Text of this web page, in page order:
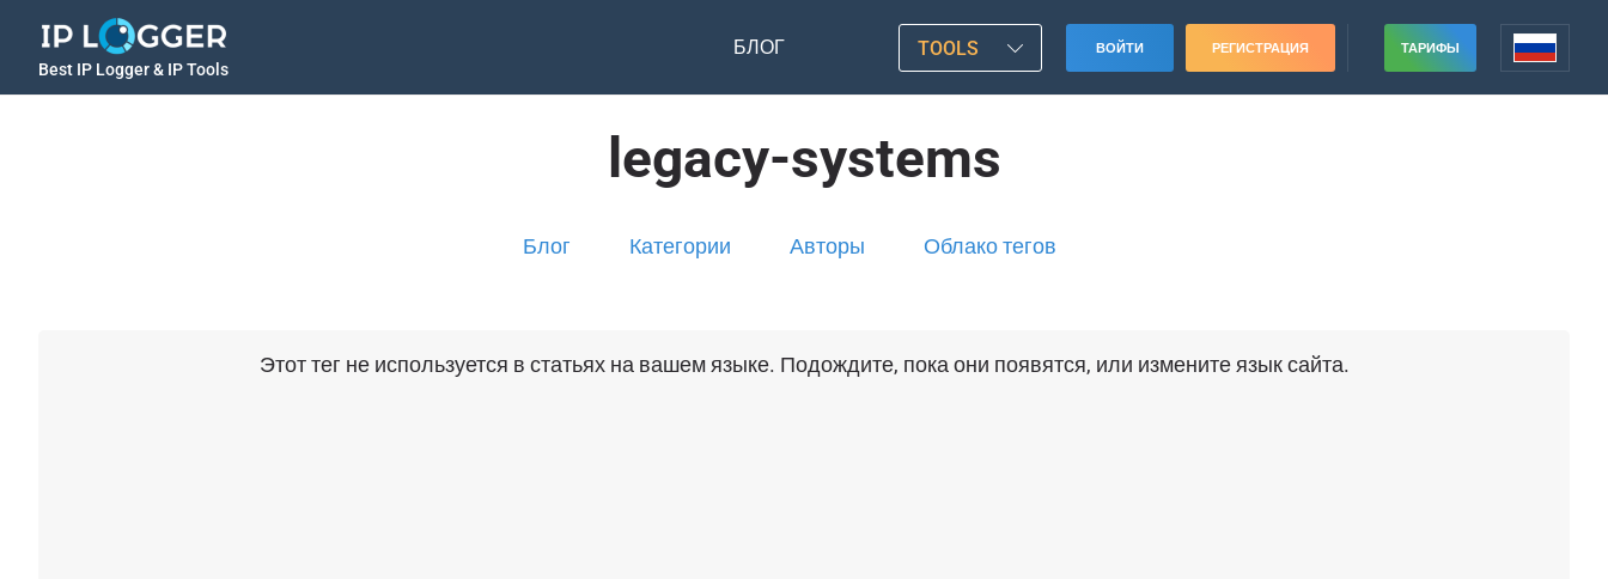
Best IP Logger & IP Tools
БЛОГ TOOLS ВОЙТИ РЕГИСТРАЦИЯ ТАРИФЫ
legacy-systems
Блог Категории Авторы Облако тегов